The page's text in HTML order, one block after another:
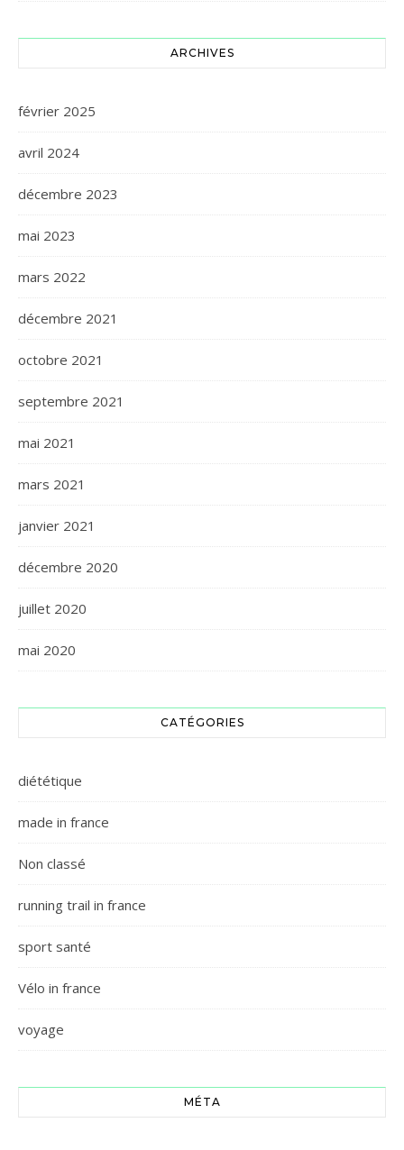
ARCHIVES
février 2025
avril 2024
décembre 2023
mai 2023
mars 2022
décembre 2021
octobre 2021
septembre 2021
mai 2021
mars 2021
janvier 2021
décembre 2020
juillet 2020
mai 2020
CATÉGORIES
diététique
made in france
Non classé
running trail in france
sport santé
Vélo in france
voyage
MÉTA